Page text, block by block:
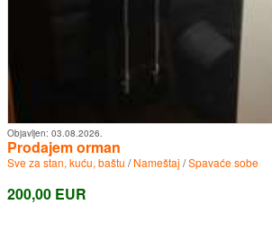
Objavljen: 03.08.2026.
Prodajem orman
Sve za stan, kuću, baštu /Nameštaj /Spavaće sobe
200,00 EUR